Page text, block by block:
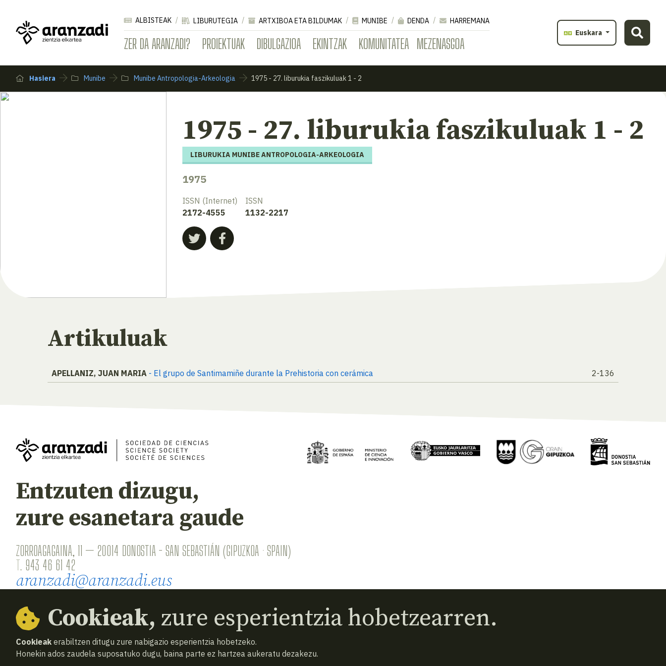
ZER DA ARANZADI? PROIEKTUAK DIBULGAZIOA EKINTZAK KOMUNITATEA MEZENASGOA
ALBISTEAK LIBURUTEGIA ARTXIBOA ETA BILDUMAK MUNIBE DENDA
HARREMANA
Euskara
Hasiera Munibe Munibe Antropologia-Arkeologia 1975 - 27. liburukia faszikuluak 1 - 2
1975 - 27. liburukia faszikuluak 1 - 2
LIBURUKIA MUNIBE ANTROPOLOGIA-ARKEOLOGIA
1975
ISSN (Internet)
2172-4555
ISSN
1132-2217
Artikuluak
APELLANIZ, JUAN MARIA - El grupo de Santimamiñe durante la Prehistoria con cerámica 2-136
Entzuten dizugu,
zure esanetara gaude
ZORROAGAGAINA, 11 — 20014 DONOSTIA - SAN SEBASTIÁN (GIPUZKOA · SPAIN)
T. 943 46 61 42
aranzadi@aranzadi.eus
Cookieak, zure esperientzia hobetzearren.
Cookieak erabiltzen ditugu zure nabigazio esperientzia hobetzeko.
Honekin ados zaudela suposatuko dugu, baina parte ez hartzea aukeratu dezakezu.